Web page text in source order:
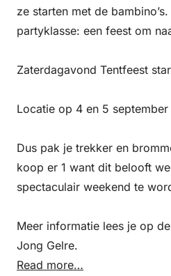
ze starten met de
partyklasse: een feest om
Zaterdagavond Tentfeest
Locatie op 4 en 5
Dus pak je trekker en
koop er 1 want dit belooft
spectaculair weekend te
Meer informatie lees je op
Jong Gelre.
Read more…